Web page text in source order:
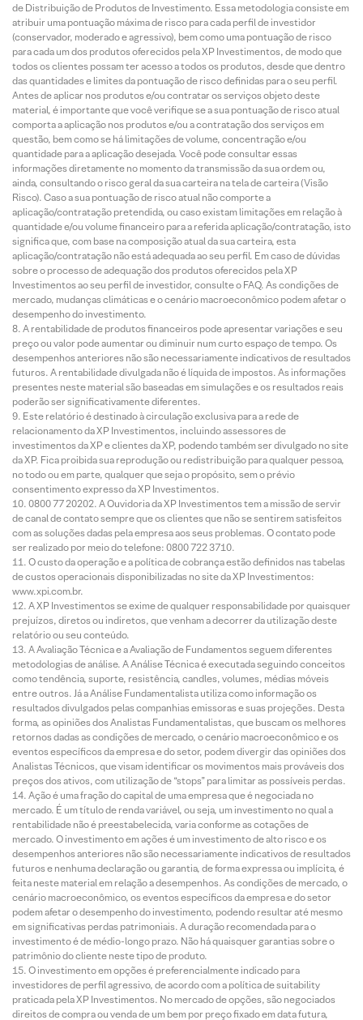
de Distribuição de Produtos de Investimento. Essa metodologia consiste em
atribuir uma pontuação máxima de risco para cada perfil de investidor
(conservador, moderado e agressivo), bem como uma pontuação de risco
para cada um dos produtos oferecidos pela XP Investimentos, de modo que
todos os clientes possam ter acesso a todos os produtos, desde que dentro
das quantidades e limites da pontuação de risco definidas para o seu perfil.
Antes de aplicar nos produtos e/ou contratar os serviços objeto deste
material, é importante que você verifique se a sua pontuação de risco atual
comporta a aplicação nos produtos e/ou a contratação dos serviços em
questão, bem como se há limitações de volume, concentração e/ou
quantidade para a aplicação desejada. Você pode consultar essas
informações diretamente no momento da transmissão da sua ordem ou,
ainda, consultando o risco geral da sua carteira na tela de carteira (Visão
Risco). Caso a sua pontuação de risco atual não comporte a
aplicação/contratação pretendida, ou caso existam limitações em relação à
quantidade e/ou volume financeiro para a referida aplicação/contratação, isto
significa que, com base na composição atual da sua carteira, esta
aplicação/contratação não está adequada ao seu perfil. Em caso de dúvidas
sobre o processo de adequação dos produtos oferecidos pela XP
Investimentos ao seu perfil de investidor, consulte o FAQ. As condições de
mercado, mudanças climáticas e o cenário macroeconômico podem afetar o
desempenho do investimento.
A rentabilidade de produtos financeiros pode apresentar variações e seu
preço ou valor pode aumentar ou diminuir num curto espaço de tempo. Os
desempenhos anteriores não são necessariamente indicativos de resultados
futuros. A rentabilidade divulgada não é líquida de impostos. As informações
presentes neste material são baseadas em simulações e os resultados reais
poderão ser significativamente diferentes.
Este relatório é destinado à circulação exclusiva para a rede de
relacionamento da XP Investimentos, incluindo assessores de
investimentos da XP e clientes da XP, podendo também ser divulgado no site
da XP. Fica proibida sua reprodução ou redistribuição para qualquer pessoa,
no todo ou em parte, qualquer que seja o propósito, sem o prévio
consentimento expresso da XP Investimentos.
0800 77 20202. A Ouvidoria da XP Investimentos tem a missão de servir
de canal de contato sempre que os clientes que não se sentirem satisfeitos
com as soluções dadas pela empresa aos seus problemas. O contato pode
ser realizado por meio do telefone: 0800 722 3710.
O custo da operação e a política de cobrança estão definidos nas tabelas
de custos operacionais disponibilizadas no site da XP Investimentos:
www.xpi.com.br.
A XP Investimentos se exime de qualquer responsabilidade por quaisquer
prejuízos, diretos ou indiretos, que venham a decorrer da utilização deste
relatório ou seu conteúdo.
A Avaliação Técnica e a Avaliação de Fundamentos seguem diferentes
metodologias de análise. A Análise Técnica é executada seguindo conceitos
como tendência, suporte, resistência, candles, volumes, médias móveis
entre outros. Já a Análise Fundamentalista utiliza como informação os
resultados divulgados pelas companhias emissoras e suas projeções. Desta
forma, as opiniões dos Analistas Fundamentalistas, que buscam os melhores
retornos dadas as condições de mercado, o cenário macroeconômico e os
eventos específicos da empresa e do setor, podem divergir das opiniões dos
Analistas Técnicos, que visam identificar os movimentos mais prováveis dos
preços dos ativos, com utilização de “stops” para limitar as possíveis perdas.
Ação é uma fração do capital de uma empresa que é negociada no
mercado. É um título de renda variável, ou seja, um investimento no qual a
rentabilidade não é preestabelecida, varia conforme as cotações de
mercado. O investimento em ações é um investimento de alto risco e os
desempenhos anteriores não são necessariamente indicativos de resultados
futuros e nenhuma declaração ou garantia, de forma expressa ou implícita, é
feita neste material em relação a desempenhos. As condições de mercado, o
cenário macroeconômico, os eventos específicos da empresa e do setor
podem afetar o desempenho do investimento, podendo resultar até mesmo
em significativas perdas patrimoniais. A duração recomendada para o
investimento é de médio-longo prazo. Não há quaisquer garantias sobre o
patrimônio do cliente neste tipo de produto.
O investimento em opções é preferencialmente indicado para
investidores de perfil agressivo, de acordo com a política de suitability
praticada pela XP Investimentos. No mercado de opções, são negociados
direitos de compra ou venda de um bem por preço fixado em data futura,